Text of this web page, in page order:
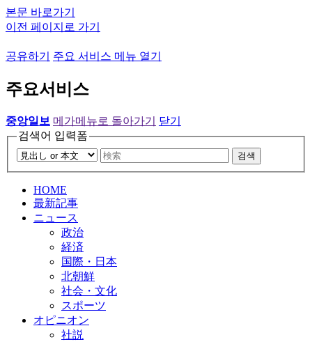
본문 바로가기
이전 페이지로 가기
공유하기 주요 서비스 메뉴 열기
주요서비스
중앙일보 메가메뉴로 돌아가기
닫기
검색어 입력폼
검색
HOME
最新記事
ニュース
政治
経済
国際・日本
北朝鮮
社会・文化
スポーツ
オピニオン
社説